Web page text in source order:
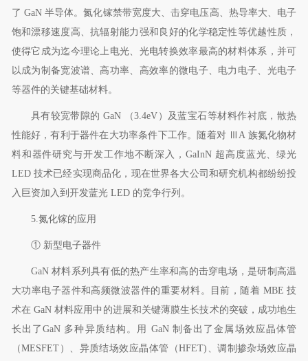
了 GaN 半导体。氮化镓禁带宽度大、击穿电压高、热导率大、电子
饱和漂移速度高、抗辐射能力强和良好的化学稳定性等优越性质，
使得它成为迄今理论上电光、光电转换效率最高的材料体系，并可
以成为制备宽波谱、高功率、高效率的微电子、电力电子、光电子
等器件的关键基础材料。
具有较宽带隙的 GaN （3.4eV ）及蓝宝石等材料作衬底，散热
性能好，有利于器件在大功率条件下工作。随着对
A 族氮化物材
料和器件研究与开发工作地不断深入，GaInN 超高度蓝光、绿光
LED 技术已经实现商品化，现在世界各大公司和研究机构都纷纷投
入巨资加入到开发蓝光LED 的竞争行列。
5. 氮化镓的应用
① 新型电子器件
GaN 材料系列具有低的热产生率和高的击穿电场，是研制高温
大功率电子器件和高频微波器件的重要材料。目前，随着 MBE技
术在GaN材料应用中的进展和关键薄膜生长技术的突破，成功地生
长出了GaN 多种异质结构。用 GaN 制备出了金属场效应晶体管
（MESFET ）、异质结场效应晶体管（HFET) 、调制掺杂场效应晶